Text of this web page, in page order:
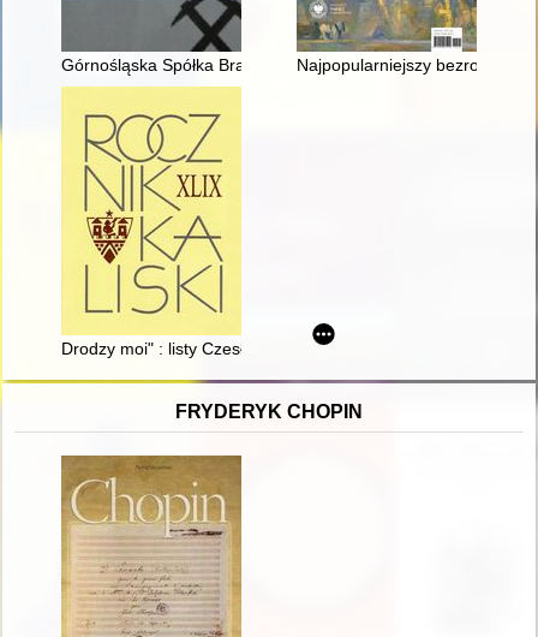
Górnośląska Spółka Bracka, jej rozwój, lazarety i lecznice
Najpopularniejszy bezrobotny
Drodzy moi" : listy Czesława Słubickiego do rodziny
FRYDERYK CHOPIN